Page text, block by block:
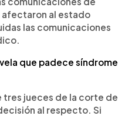
al estado
las comunicaciones
que padece síndrome
tres jueces de la corte de
al respecto. Si